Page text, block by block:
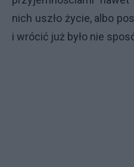
nich uszło życie, albo
i wrócić już było nie